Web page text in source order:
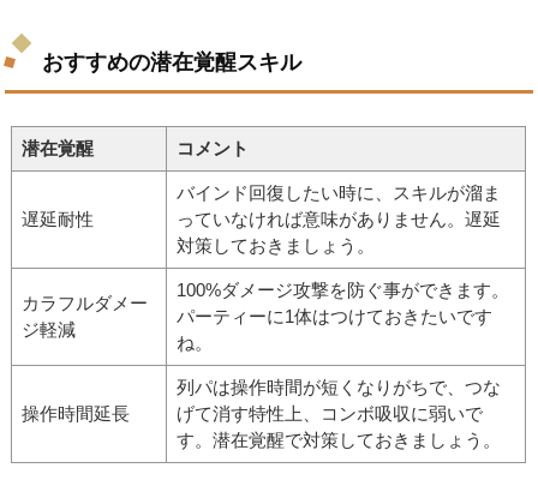
おすすめの潜在覚醒スキル
潜在覚醒 コメント
遅延耐性
バインド回復したい時に、スキルが溜ま
っていなければ意味がありません。遅延
対策しておきましょう。
カラフルダメー
ジ軽減
100%ダメージ攻撃を防ぐ事ができます。
パーティーに1体はつけておきたいです
ね。
操作時間延長
列パは操作時間が短くなりがちで、つな
げて消す特性上、コンボ吸収に弱いで
す。潜在覚醒で対策しておきましょう。